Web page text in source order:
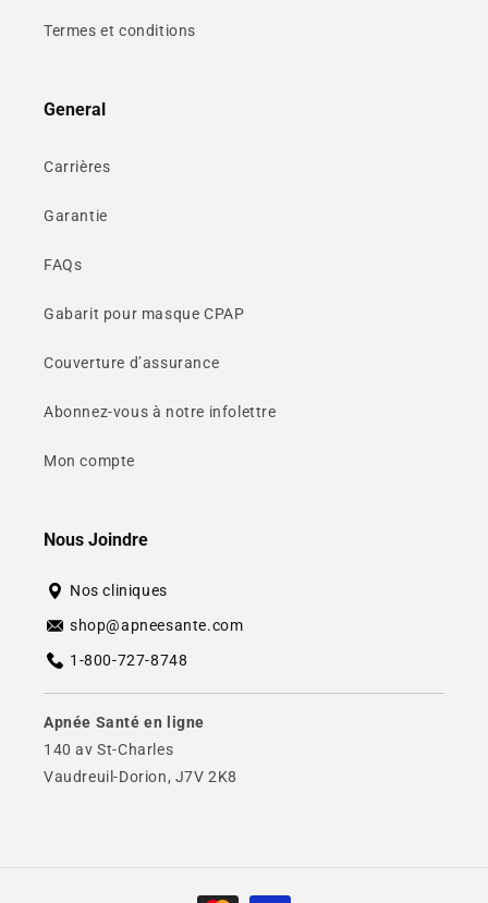
Termes et conditions
General
Carrières
Garantie
FAQs
Gabarit pour masque CPAP
Couverture d’assurance
Abonnez-vous à notre infolettre
Mon compte
Nous Joindre
Nos cliniques
shop@apneesante.com
1-800-727-8748
Apnée Santé en ligne
140 av St-Charles
Vaudreuil-Dorion, J7V 2K8
Moyens